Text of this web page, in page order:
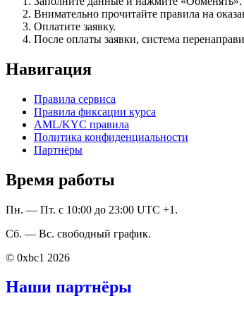
Внимательно прочитайте правила на
Оплатите заявку.
После оплаты заявки, система
Навигация
Правила сервиса
Правила фиксации курса
AML/KYC правила
Политика конфиденциальности
Партнёры
Время работы
Пн. — Пт. с 10:00 до 23:00 UTC +1.
Сб. — Вс. свободный график.
© 0xbc1 2026
Наши партнёры